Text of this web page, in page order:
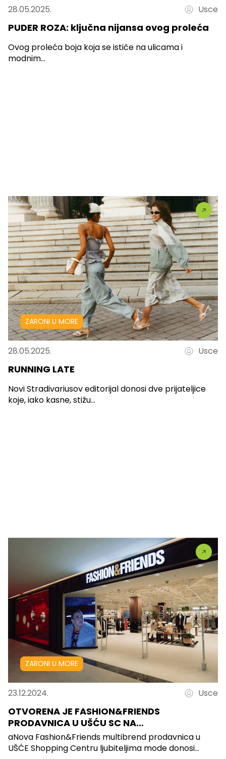
28.05.2025. Usce
PUDER ROZA: ključna nijansa ovog proleća
Ovog proleća boja koja se ističe na ulicama i
modnim...
ZARONI U MORE
28.05.2025. Usce
RUNNING LATE
Novi Stradivariusov editorijal donosi dve prijateljice
koje, iako kasne, stižu...
ZARONI U MORE
23.12.2024. Usce
OTVORENA JE FASHION&FRIENDS
PRODAVNICA U UŠĆU SC NA…
aNova Fashion&Friends multibrend prodavnica u
UŠĆE Shopping Centru ljubiteljima mode donosi...